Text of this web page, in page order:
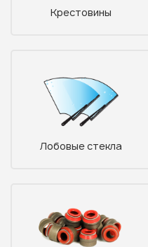
Крестовины
Лобовые стекла